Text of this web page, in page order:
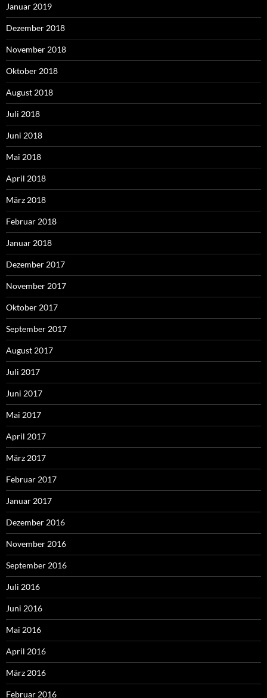
Januar 2019
Dezember 2018
November 2018
Oktober 2018
August 2018
Juli 2018
Juni 2018
Mai 2018
April 2018
März 2018
Februar 2018
Januar 2018
Dezember 2017
November 2017
Oktober 2017
September 2017
August 2017
Juli 2017
Juni 2017
Mai 2017
April 2017
März 2017
Februar 2017
Januar 2017
Dezember 2016
November 2016
September 2016
Juli 2016
Juni 2016
Mai 2016
April 2016
März 2016
Februar 2016